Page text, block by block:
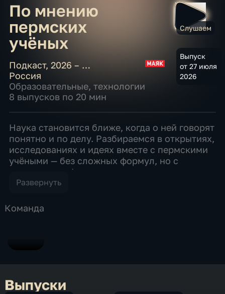
По мнению
пермских
учёных
Слушаем
Выпуск
от 27 июля
2026
Подкаст,2026 – …
Россия
Образовательные,технологии
8 выпусков по 20 мин
Наука становится ближе, когда о ней говорят
понятно и по делу. Разбираемся в открытиях,
исследованиях и идеях вместе с пермскими
учёными — без сложных формул, но с
вниманием к фактам, смыслу и тому, как
научные знания меняют нашу повседневную
Развернуть
Команда
Выпуски